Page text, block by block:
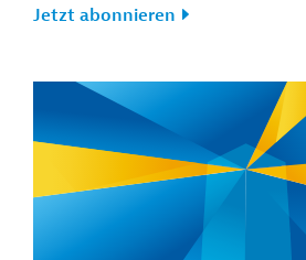
Jetzt abonnieren